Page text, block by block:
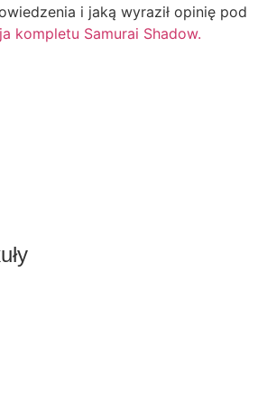
i jaką wyraził opinię pod
kompletu Samurai Shadow.